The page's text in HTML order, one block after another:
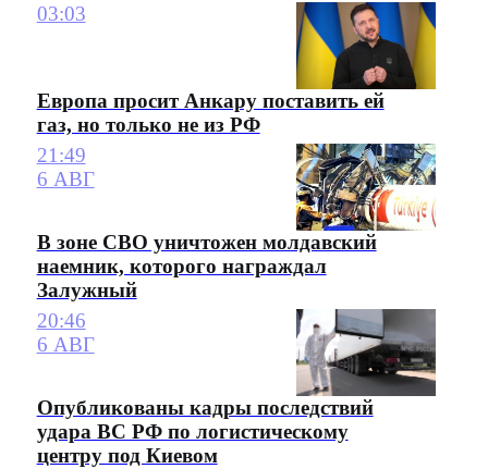
03:03
Европа просит Анкару поставить ей
газ, но только не из РФ
21:49
6 АВГ
В зоне СВО уничтожен молдавский
наемник, которого награждал
Залужный
20:46
6 АВГ
Опубликованы кадры последствий
удара ВС РФ по логистическому
центру под Киевом